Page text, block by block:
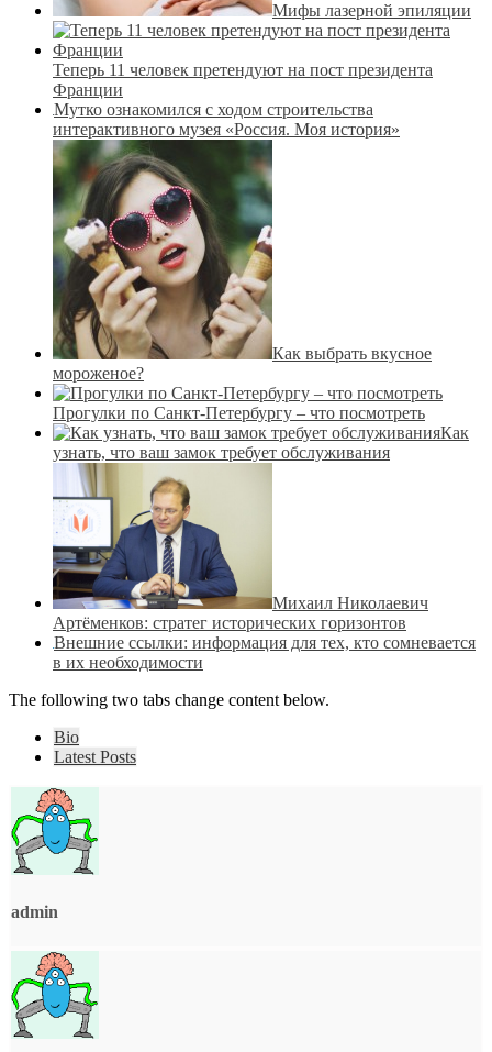
Мифы лазерной эпиляции
Теперь 11 человек претендуют на пост президента
Франции
Мутко ознакомился с ходом строительства
интерактивного музея «Россия. Моя история»
Как выбрать вкусное
мороженое?
Прогулки по Санкт-Петербургу – что посмотреть
Как
узнать, что ваш замок требует обслуживания
Михаил Николаевич
Артёменков: стратег исторических горизонтов
Внешние ссылки: информация для тех, кто сомневается
в их необходимости
The following two tabs change content below.
Bio
Latest Posts
admin